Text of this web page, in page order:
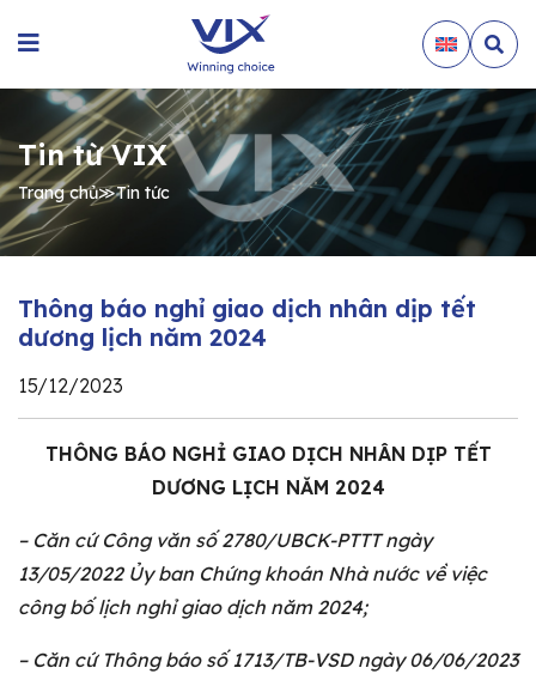
Tin từ VIX
Trang chủ≫Tin tức
Thông báo nghỉ giao dịch nhân dịp tết
dương lịch năm 2024
15/12/2023
THÔNG BÁO NGHỈ GIAO DỊCH NHÂN DỊP TẾT
DƯƠNG LỊCH NĂM 2024
– Căn cứ Công văn số 2780/UBCK-PTTT ngày
13/05/2022 Ủy ban Chứng khoán Nhà nước về việc
công bố lịch nghỉ giao dịch năm 2024;
– Căn cứ Thông báo số 1713/TB-VSD ngày 06/06/2023